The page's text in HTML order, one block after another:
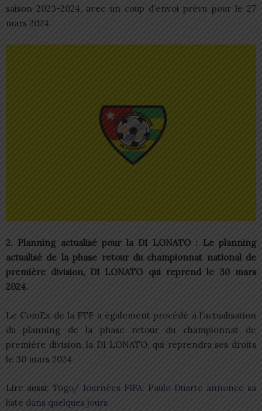
saison 2023-2024, avec un coup d’envoi prévu pour le 27
mars 2024.
2. Planning actualisé pour la D1 LONATO : Le planning
actualisé de la phase retour du championnat national de
première division, D1 LONATO qui reprend le 30 mars
2024.
Le ComEx de la FTF a également procédé à l’actualisation
du planning de la phase retour du championnat de
première division, la D1 LONATO, qui reprendra ses droits
le 30 mars 2024
Lire aussi: Togo/ Journées FIFA: Paulo Duarte annonce sa
liste dans quelques jours